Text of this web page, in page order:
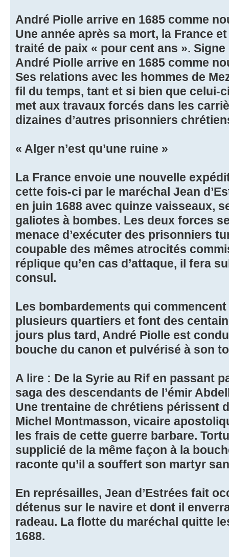
André Piolle arrive en 1685 comme
Une année après sa mort, la France
traité de paix « pour cent ans ».
André Piolle arrive en 1685 comme
Ses relations avec les hommes de
fil du temps, tant et si bien que celui-
met aux travaux forcés dans les
dizaines d’autres prisonniers
« Alger n’est qu’une ruine »
La France envoie une nouvelle
cette fois-ci par le maréchal Jean
en juin 1688 avec quinze vaisseaux,
galiotes à bombes. Les deux forces
menace d’exécuter des prisonniers
coupable des mêmes atrocités
réplique qu’en cas d’attaque, il fera
consul.
Les bombardements qui
plusieurs quartiers et font des
jours plus tard, André Piolle est
bouche du canon et pulvérisé à son
A lire : De la Syrie au Rif en passant
saga des descendants de l’émir
Une trentaine de chrétiens périssent
Michel Montmasson, vicaire
les frais de cette guerre barbare.
supplicié de la même façon à la
raconte qu’il a souffert son martyr
En représailles, Jean d’Estrées fait
détenus sur le navire et dont il
radeau. La flotte du maréchal quitte
1688.